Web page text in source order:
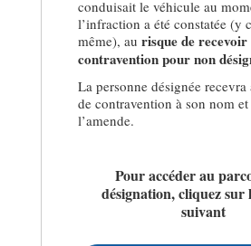
conduisait le véhicule au
l’infraction a été constatée (y
même), au risque de recevoir
contravention pour non
La personne désignée
de contravention à son nom
l’amende.
Pour accéder au
désignation, cliquez sur
suivant